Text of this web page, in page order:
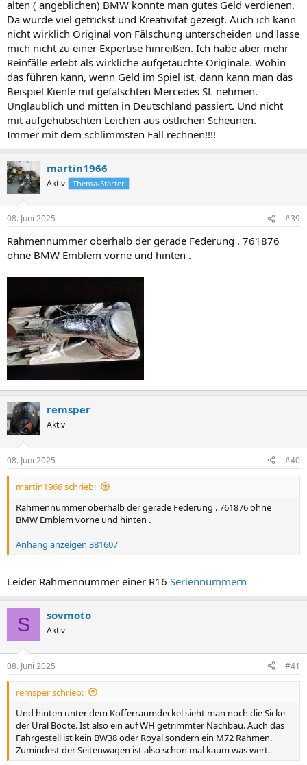
alten ( angeblichen) BMW konnte man gutes Geld verdienen.
Da wurde viel getrickst und Kreativität gezeigt. Auch ich kann
nicht wirklich Original von Fälschung unterscheiden und lasse
mich nicht zu einer Expertise hinreißen. Ich habe aber mehr
Reinfälle erlebt als wirkliche aufgetauchte Originale. Wohin
das führen kann, wenn Geld im Spiel ist, dann kann man das
Beispiel Kienle mit gefälschten Mercedes SL nehmen.
Unglaublich und mitten in Deutschland passiert. Und nicht
mit aufgehübschten Leichen aus östlichen Scheunen.
Immer mit dem schlimmsten Fall rechnen!!!!
martin1966
Aktiv Thema-Starter
08. Juni 2025 #39
Rahmennummer oberhalb der gerade Federung . 761876
ohne BMW Emblem vorne und hinten .
remsper
Aktiv
08. Juni 2025 #40
martin1966 schrieb:
Rahmennummer oberhalb der gerade Federung . 761876 ohne
BMW Emblem vorne und hinten .
Anhang anzeigen 381607
Leider Rahmennummer einer R16 Seriennummern
S sovmoto
Aktiv
08. Juni 2025 #41
remsper schrieb:
Und hinten unter dem Kofferraumdeckel sieht man noch die Sicke
der Ural Boote. Ist also ein auf WH getrimmter Nachbau. Auch das
Fahrgestell ist kein BW38 oder Royal sondern ein M72 Rahmen.
Zumindest der Seitenwagen ist also schon mal kaum was wert.